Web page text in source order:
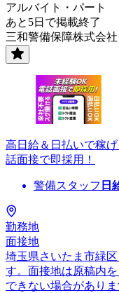
アルバイト・パート
あと5日で掲載終了
三和警備保障株式会
高日給＆日払いで稼
話面接で即採用！
警備スタッフ 日
勤務地
面接地
埼玉県さいたま市緑
す。面接地は原稿内
できない場合があり